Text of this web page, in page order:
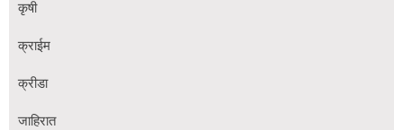
कृषी
क्राईम
क्रीडा
जाहिरात